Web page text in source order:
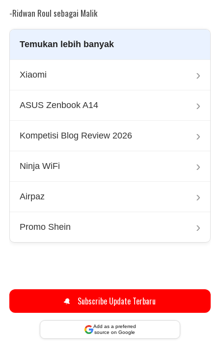
-Ridwan Roul sebagai Malik
Temukan lebih banyak
Xiaomi ›
ASUS Zenbook A14 ›
Kompetisi Blog Review 2026 ›
Ninja WiFi ›
Airpaz ›
Promo Shein ›
🔔 Subscribe Update Terbaru
Add as a preferred
source on Google